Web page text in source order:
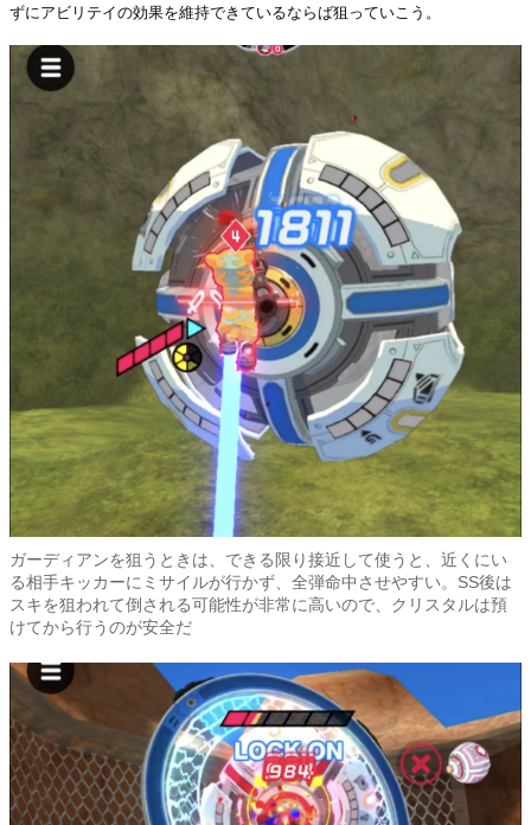
ずにアビリテイの効果を維持できているならば狙っていこう。
ガーディアンを狙うときは、できる限り接近して使うと、近くにい
る相手キッカーにミサイルが行かず、全弾命中させやすい。SS後は
スキを狙われて倒される可能性が非常に高いので、クリスタルは預
けてから行うのが安全だ